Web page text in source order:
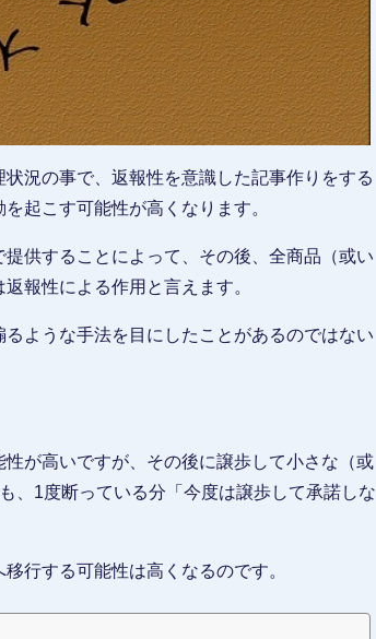
況の事で、返報性を意識した記事作りをする
起こす可能性が高くなります。
供することによって、その後、全商品（或い
報性による作用と言えます。
ような手法を目にしたことがあるのではない
が高いですが、その後に譲歩して小さな（或
、1度断っている分「今度は譲歩して承諾しな
行する可能性は高くなるのです。